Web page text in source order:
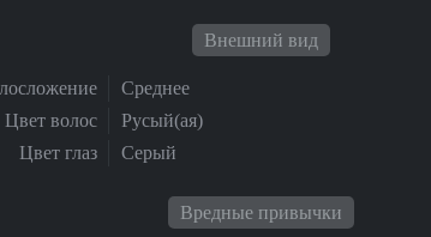
Внешний вид
Среднее
Цвет волос
Русый(ая)
Цвет глаз
Серый
Вредные привычки